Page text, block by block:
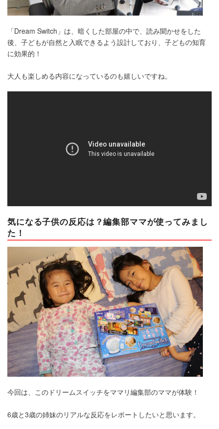
「Dream Switch」は、暗くした部屋の中で、読み聞かせをした
後、子どもが自然と入眠できるよう設計しており、子どもの知育
に効果的！
大人も楽しめる内容になっているのも嬉しいですね。
気になる子供の反応は？編集部ママが使ってみまし
た！
今回は、このドリームスイッチをママリ編集部のママが体験！
6歳と3歳の姉妹のリアルな反応をレポートしたいと思います。